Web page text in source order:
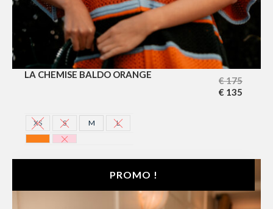
LA CHEMISE BALDO ORANGE
€175
€ 135
XS S M L
PROMO !